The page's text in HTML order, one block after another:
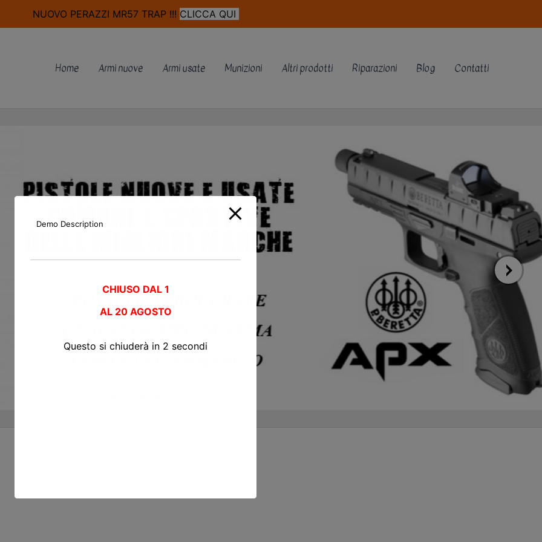
NUOVO PERAZZI MR57 TRAP !!! CLICCA QUI
Home Armi nuove Armi usate Munizioni Altri prodotti Riparazioni Blog Contatti
Demo Description
CHIUSO DAL 1
AL 20 AGOSTO
Questo si chiuderà in 2 secondi